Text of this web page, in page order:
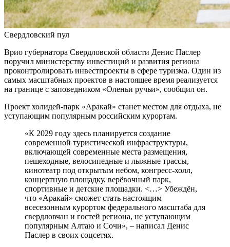
Свердловский пул
Врио губернатора Свердловской области Денис Паслер
поручил министерству инвестиций и развития региона
проконтролировать инвестпроекты в сфере туризма. Один из
самых масштабных проектов в настоящее время реализуется
на границе с заповедником «Оленьи ручьи», сообщил он.
Проект холидей-парк «Аракай» станет местом для отдыха, не
уступающим популярным российским курортам.
«К 2029 году здесь планируется создание
современной туристической инфраструктуры,
включающей современные места размещения,
пешеходные, велосипедные и лыжные трассы,
кинотеатр под открытым небом, конгресс-холл,
концертную площадку, верёвочный парк,
спортивные и детские площадки. <…> Убеждён,
что «Аракай» сможет стать настоящим
всесезонным курортом федерального масштаба для
свердловчан и гостей региона, не уступающим
популярным Алтаю и Сочи», – написал Денис
Паслер в своих соцсетях.